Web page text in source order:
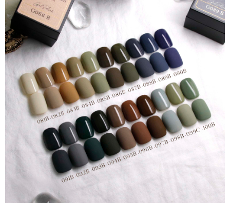
１．於結帳方式選擇「AFTEE先享後付」後，將跳轉至「AFTEE先享後付」
結帳頁面，進行簡訊認證並確認金額後，即可完成結帳。
２．訂單成立數日內，您將收到繳費通知簡訊。
３．收到繳費通知簡訊後14天內，點擊此簡訊中的連結，可透過四大超商／
ATM／網路銀行／等多元方式進行付款，方視為交易完成。
※ 請注意：結帳手續完成當下不需立刻繳費，但若您需要取消訂單，請聯絡
購買商品的店家。未經商家同意取消之訂單仍視為有效，需透過AFTEE先享
後付繳納相關費用。
※ 交易是否成功請以「AFTEE先享後付 」之結帳頁面顯示為準，若有關於
是否繳費成功／繳費後需取消欲退款等相關疑問，請聯繫「AFTEE先享後付
客戶支援中心」
https://netprotections.freshdesk.com/support/home
【注意事項】
１．透過由恩沛科技股份有限公司提供之「AFTEE先享後付」服務完成之交
易，需依本服務之必要範圍內提供個人資料，並將交易相關給付款項請求債
權轉讓予恩沛科技股份有限公司。
２．關於個人資料處理事宜，請瀏覽以下網址：
https://aftee.tw/terms/#terms3
３．未成年的使用者請事先徵得法定代理人或監護人之同意方可使用
「AFTEE先享後付」，若未經同意申辦者引起之損失，本公司不負相關責
４．使用「AFTEE先享後付」時，將依據個別帳號之用戶狀況，依本公司即
付款後全家取貨
每筆NT$70，滿NT$2,500(含以上)免運費
7-11取貨付款
每筆NT$70，滿NT$2,500(含以上)免運費
付款後7-11取貨
每筆NT$70，滿NT$2,500(含以上)免運費
宅配 (可指定時間)
每筆NT$100，滿NT$2,500(含以上)免運費
郵局郵寄
每筆NT$100，滿NT$2,500(含以上)免運費